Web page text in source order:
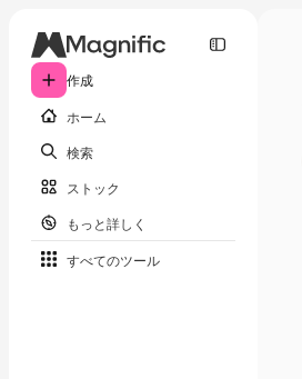
作成
ホーム
検索
ストック
もっと詳しく
すべてのツール